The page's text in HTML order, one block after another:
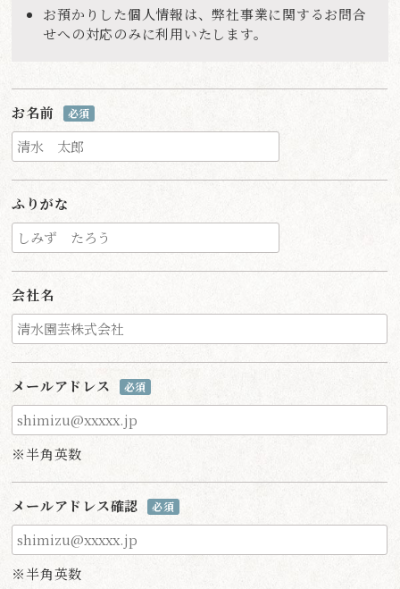
お預かりした個人情報は、弊社事業に関するお問合
せへの対応のみに利用いたします。
お名前 必須
ふりがな
会社名
メールアドレス 必須
※半角英数
メールアドレス確認 必須
※半角英数